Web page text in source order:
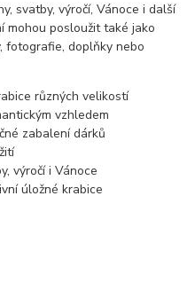
svatby, výročí, Vánoce i další
mohou posloužit také jako
fotografie, doplňky nebo
různých velikostí
vzhledem
zabalení dárků
výročí i Vánoce
úložné krabice